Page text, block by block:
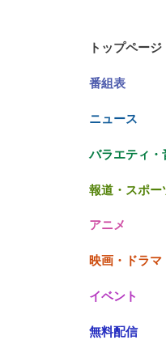
トップページ
番組表
ニュース
バラエティ・
報道・スポー
アニメ
映画・ドラマ
イベント
無料配信